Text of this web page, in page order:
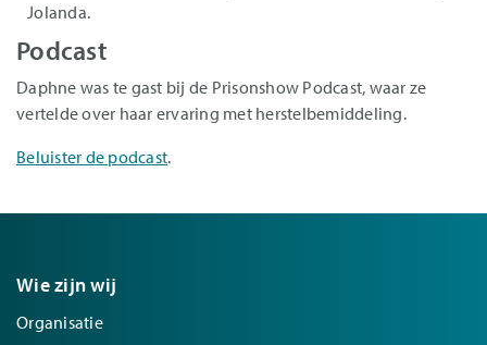
Jolanda.
Podcast
Daphne was te gast bij de Prisonshow Podcast, waar ze
vertelde over haar ervaring met herstelbemiddeling.
Beluister de podcast.
Wie zijn wij
Organisatie